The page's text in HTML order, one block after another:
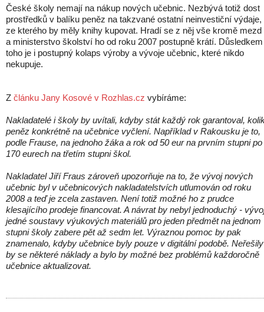
České školy nemají na nákup nových učebnic. Nezbývá totiž dost
prostředků v balíku peněz na takzvané ostatní neinvestiční výdaje,
ze kterého by měly knihy kupovat. Hradí se z něj vše kromě mezd
a ministerstvo školství ho od roku 2007 postupně krátí. Důsledkem
toho je i postupný kolaps výroby a vývoje učebnic, které nikdo
nekupuje.
Z článku Jany Kosové v Rozhlas.cz vybíráme:
Nakladatelé i školy by uvítali, kdyby stát každý rok garantoval,
peněz konkrétně na učebnice vyčlení. Například v Rakousku je to,
podle Frause, na jednoho žáka a rok od 50 eur na prvním stupni po
170 eurech na třetím stupni škol.
Nakladatel Jiří Fraus zároveň upozorňuje na to, že vývoj nových
učebnic byl v učebnicových nakladatelstvích utlumován od roku
2008 a teď je zcela zastaven. Není totiž možné ho z prudce
klesajícího prodeje financovat. A návrat by nebyl jednoduchý -
jedné soustavy výukových materiálů pro jeden předmět na jednom
stupni školy zabere pět až sedm let. Výraznou pomoc by pak
znamenalo, kdyby učebnice byly pouze v digitální podobě. Neřešily
by se některé náklady a bylo by možné bez problémů každoročně
učebnice aktualizovat.